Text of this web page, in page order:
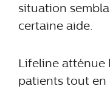
situation
certaine aide.
Lifeline atténue
patients tout en